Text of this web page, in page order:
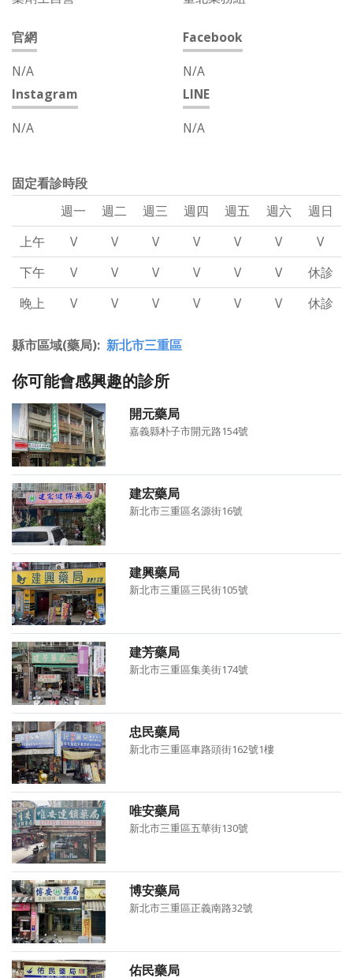
官網
N/A
Facebook
N/A
Instagram
N/A
LINE
N/A
固定看診時段
週一
週二 週三 週四 週五 週六
週日
上午
V V V V V V
V
下午
V V V V V V
休診
晚上
V V V V V V 休診
縣市區域(藥局) 新北市三重區
你可能會感興趣的診所
開元藥局
嘉義縣朴子市開元路154號
建宏藥局
新北市三重區名源街16號
建興藥局
新北市三重區三民街105號
建芳藥局
新北市三重區集美街174號
忠民藥局
新北市三重區車路頭街162號1樓
唯安藥局
新北市三重區五華街130號
博安藥局
新北市三重區正義南路32號
佑民藥局